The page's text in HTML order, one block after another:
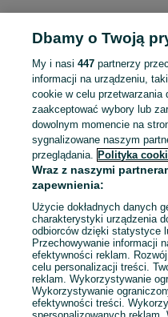
Dbamy o Twoją
My i nasi447 partnerzy
informacji na urządzeniu,
cookie w celu
zaakceptować wybory lub
dowolnym momencie na
sygnalizowane naszym
przeglądania. Polityka
Wraz z naszymi
zapewnienia:
Użycie dokładnych danych
charakterystyki urządzenia
odbiorców dzięki statystyce
Przechowywanie informacji
efektywności reklam.
celu personalizacji treści.
reklam. Wykorzystywanie
Wykorzystywanie
efektywności treści.